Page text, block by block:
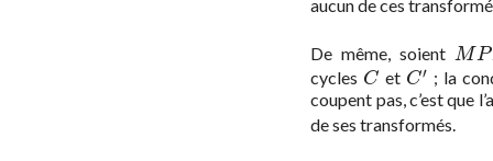
aucun de ces
De même, soient MP
MP
cycles C
Cet C′
C′
; la
coupent pas, c’est que
de ses transformés.